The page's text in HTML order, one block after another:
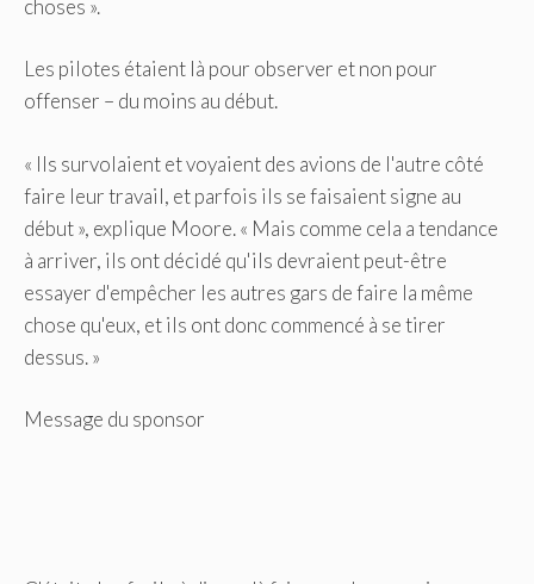
choses ».
Les pilotes étaient là pour observer et non pour
offenser – du moins au début.
« Ils survolaient et voyaient des avions de l'autre côté
faire leur travail, et parfois ils se faisaient signe au
début », explique Moore. « Mais comme cela a tendance
à arriver, ils ont décidé qu'ils devraient peut-être
essayer d'empêcher les autres gars de faire la même
chose qu'eux, et ils ont donc commencé à se tirer
dessus. »
Message du sponsor